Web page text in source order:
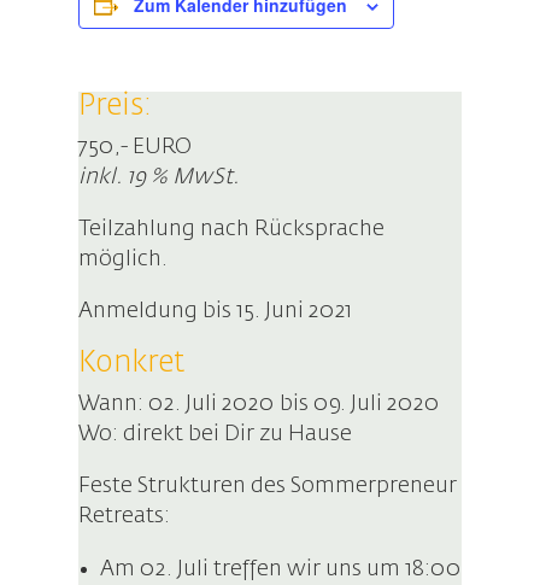
Preis:
750,- EURO
inkl. 19 % MwSt.
Teilzahlung nach Rücksprache
möglich.
Anmeldung bis 15. Juni 2021
Konkret
Wann: 02. Juli 2020 bis 09. Juli 2020
Wo: direkt bei Dir zu Hause
Feste Strukturen des Sommerpreneur
Retreats:
Am 02. Juli treffen wir uns um 18:00